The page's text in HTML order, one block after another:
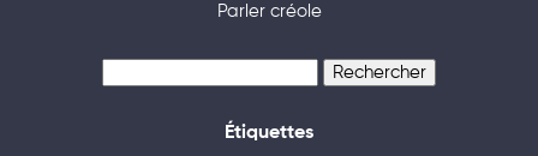
Parler créole
Étiquettes